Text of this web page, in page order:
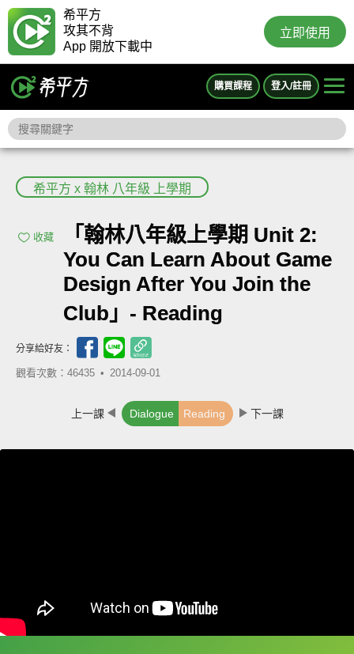
希平方
攻其不背
App 開放下載中
立即使用
購買課程 登入/註冊
希平方 x 翰林 八年級 上學期
收藏
「翰林八年級上學期 Unit 2:
You Can Learn About Game
Design After You Join the
Club」- Reading
分享給好友：
觀看次數：46435 • 2014-09-01
上一課 Dialogue Reading 下一課